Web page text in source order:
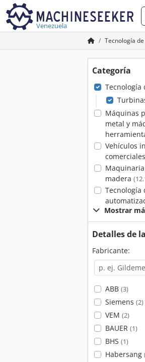
Venezuela
Tecnología
Categoría
Tecnología
Máquinas
metal y
Vehículos
comerciales
madera
Tecnología
Mostrar
Detalles de
Fabricante:
ABB (3)
Siemens (2)
VEM (2)
BAUER (1)
BHS (1)
Habersang